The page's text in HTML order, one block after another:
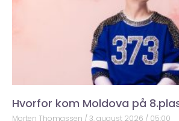
Hvorfor kom Moldova på
Morten Thomassen 3. august 2026 05:00